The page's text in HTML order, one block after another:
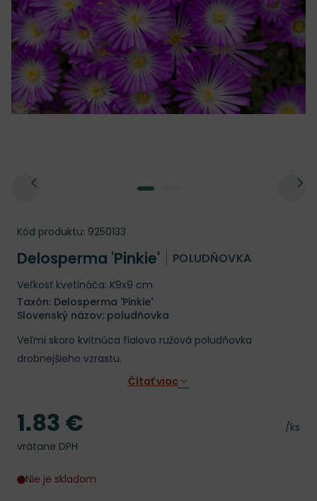
Kód produktu: 9250133
Delosperma 'Pinkie' POLUDŇOVKA
Veľkosť kvetináča: K9x9 cm
Taxón: Delosperma 'Pinkie'
Slovenský názov: poludňovka
Veľmi skoro kvitnúca fialovo ružová poludňovka
drobnejšieho vzrastu.
Čítať viac
Cena
/ks
Cena
1.83 €
vrátane DPH
Nie je skladom